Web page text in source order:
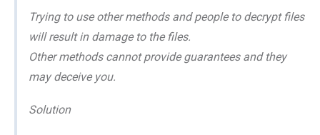
Trying to use other methods and people to decrypt files
will result in damage to the files.
Other methods cannot provide guarantees and they
may deceive you.
Solution